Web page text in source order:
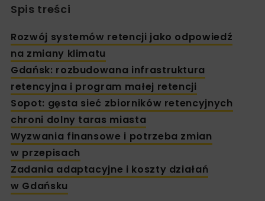
Spis treści
Rozwój systemów retencji jako odpowiedź
na zmiany klimatu
Gdańsk: rozbudowana infrastruktura
retencyjna i program małej retencji
Sopot: gęsta sieć zbiorników retencyjnych
chroni dolny taras miasta
Wyzwania finansowe i potrzeba zmian
w przepisach
Zadania adaptacyjne i koszty działań
w Gdańsku